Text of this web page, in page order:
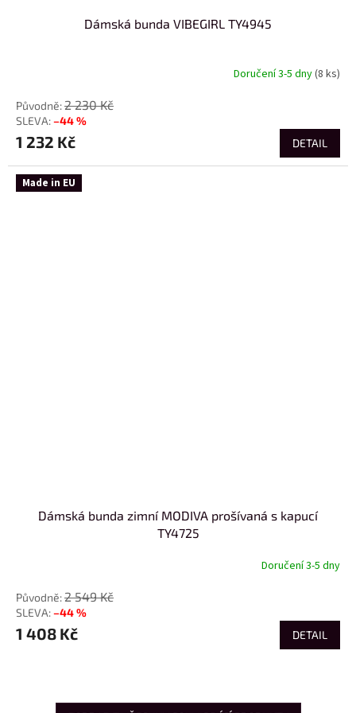
Dámská bunda VIBEGIRL TY4945
Doručení 3-5 dny(8 ks)
2 230 Kč
–44 %
1 232 Kč DETAIL
Made in EU
Dámská bunda zimní MODIVA prošívaná s kapucí
TY4725
Doručení 3-5 dny
2 549 Kč
–44 %
1 408 Kč DETAIL